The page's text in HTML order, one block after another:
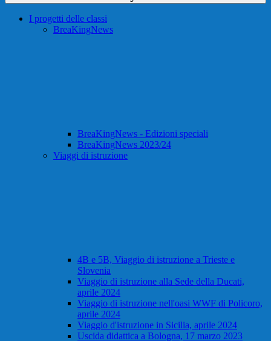
I progetti delle classi
BreaKingNews
BreaKingNews - Edizioni speciali
BreaKingNews 2023/24
Viaggi di istruzione
4B e 5B, Viaggio di istruzione a Trieste e
Slovenia
Viaggio di istruzione alla Sede della Ducati,
aprile 2024
Viaggio di istruzione nell'oasi WWF di Policoro,
aprile 2024
Viaggio d'istruzione in Sicilia, aprile 2024
Uscida didattica a Bologna, 17 marzo 2023